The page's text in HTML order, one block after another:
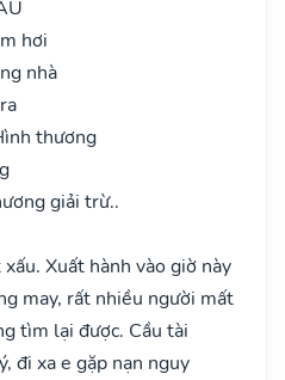
hơi
nhà
thương
giải trừ..
Xuất hành vào giờ này
may, rất nhiều người mất
tìm lại được. Cầu tài
đi xa e gặp nạn nguy